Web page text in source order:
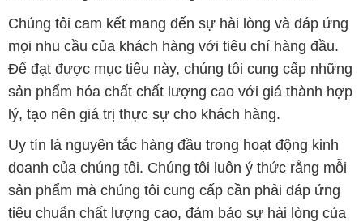
Chúng tôi cam kết mang đến sự hài lòng và đáp ứng
mọi nhu cầu của khách hàng với tiêu chí hàng đầu.
Để đạt được mục tiêu này, chúng tôi cung cấp những
sản phẩm hóa chất chất lượng cao với giá thành hợp
lý, tạo nên giá trị thực sự cho khách hàng.
Uy tín là nguyên tắc hàng đầu trong hoạt động kinh
doanh của chúng tôi. Chúng tôi luôn ý thức rằng mỗi
sản phẩm mà chúng tôi cung cấp cần phải đáp ứng
tiêu chuẩn chất lượng cao, đảm bảo sự hài lòng của